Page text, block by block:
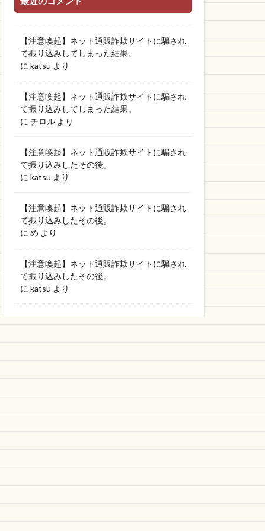
【注意喚起】ネット通販詐欺サイトに騙され
て振り込みしてしまった結果。
に katsu より
【注意喚起】ネット通販詐欺サイトに騙され
て振り込みしてしまった結果。
に チロル より
【注意喚起】ネット通販詐欺サイトに騙され
て振り込みしたその後。
に katsu より
【注意喚起】ネット通販詐欺サイトに騙され
て振り込みしたその後。
に め より
【注意喚起】ネット通販詐欺サイトに騙され
て振り込みしたその後。
に katsu より